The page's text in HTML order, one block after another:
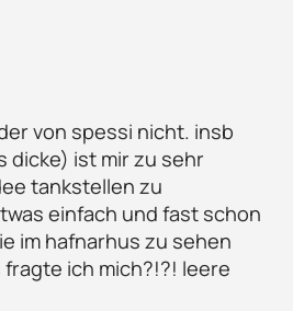
von spessi nicht. insb
dicke) ist mir zu sehr
tankstellen zu
einfach und fast schon
im hafnarhus zu sehen
fragte ich mich?!?! leere